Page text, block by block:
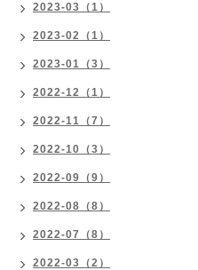
2023-03（1）
2023-02（1）
2023-01（3）
2022-12（1）
2022-11（7）
2022-10（3）
2022-09（9）
2022-08（8）
2022-07（8）
2022-03（2）